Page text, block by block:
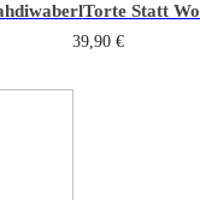
Torte Statt
39,90 €